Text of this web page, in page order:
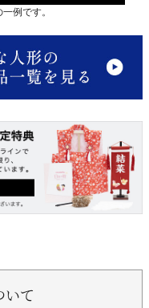
例です。
いて